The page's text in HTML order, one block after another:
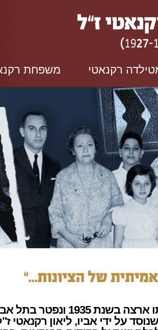
רקנאטי משפחת
(שנוסד על ידי אביו, ליאון